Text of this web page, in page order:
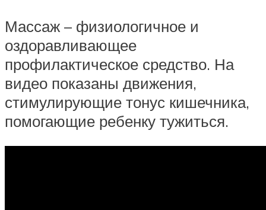
Массаж – физиологичное и
оздоравливающее
профилактическое средство. На
видео показаны движения,
стимулирующие тонус кишечника,
помогающие ребенку тужиться.